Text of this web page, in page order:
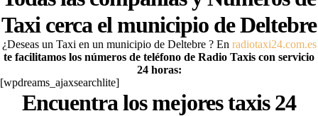
Taxi cerca el municipio deDeltebre
¿Deseas un Taxi en un municipio de Deltebre ? En radiotaxi24.com.es
te facilitamos los números de teléfono de Radio Taxis con servicio
24 horas:
[wpdreams_ajaxsearchlite]
Encuentra los mejores taxis 24